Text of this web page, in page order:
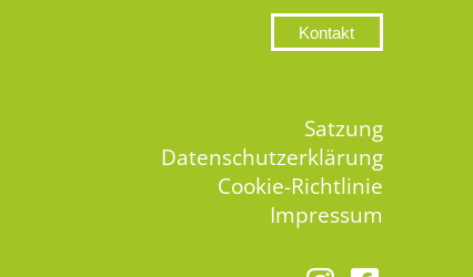
Kontakt
Satzung
Datenschutzerklärung
Cookie-Richtlinie
Impressum